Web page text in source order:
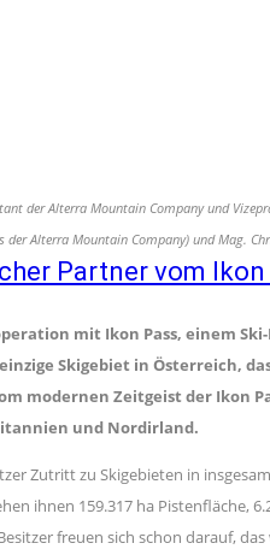
der Alterra Mountain Company und
der Alterra Mountain Company) und Mag.
Partner vom Ikon
mit Ikon Pass, einem
Skigebiet in Österreich,
modernen Zeitgeist der Ikon
und Nordirland.
Zutritt zu Skigebieten in
ihnen 159.317 ha Pistenfläche,
freuen sich schon darauf,